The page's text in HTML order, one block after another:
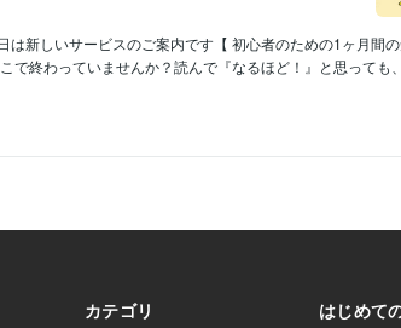
は新しいサービスのご案内です【 初心者のための1ヶ月間
で終わっていませんか？読んで『なるほど！』と思っても